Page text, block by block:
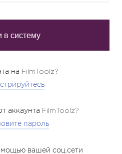
на FilmToolz?
аккаунта FilmToolz?
пароль
вашей соц.сети